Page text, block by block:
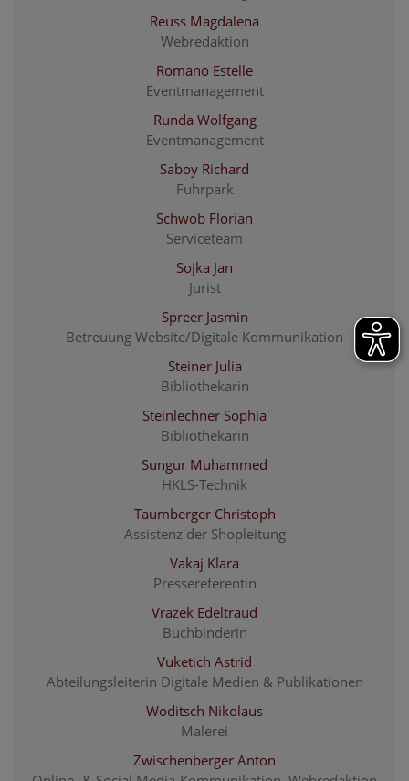
Reuss Magdalena
Webredaktion
Romano Estelle
Eventmanagement
Runda Wolfgang
Eventmanagement
Saboy Richard
Fuhrpark
Schwob Florian
Serviceteam
Sojka Jan
Jurist
Spreer Jasmin
Betreuung Website/Digitale Kommunikation
Steiner Julia
Bibliothekarin
Steinlechner Sophia
Bibliothekarin
Sungur Muhammed
HKLS-Technik
Taumberger Christoph
Assistenz der Shopleitung
Vakaj Klara
Pressereferentin
Vrazek Edeltraud
Buchbinderin
Vuketich Astrid
Abteilungsleiterin Digitale Medien & Publikationen
Woditsch Nikolaus
Malerei
Zwischenberger Anton